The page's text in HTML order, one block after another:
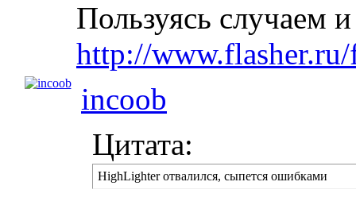
Пользуясь случаем
http://
incoob
Цитата:
HighLighter отвалился, сыпется ошибками